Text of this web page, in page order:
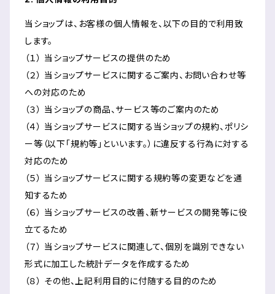
当ショップは、お客様の個人情報を、以下の目的で利用致
します。
（１） 当ショップサービスの提供のため
（２） 当ショップサービスに関するご案内、お問い合わせ等
への対応のため
（３） 当ショップの商品、サービス等のご案内のため
（４） 当ショップサービスに関する当ショップの規約、ポリシ
ー等（以下「規約等」といいます。）に違反する行為に対する
対応のため
（５） 当ショップサービスに関する規約等の変更などを通
知するため
（６） 当ショップサービスの改善、新サービスの開発等に役
立てるため
（７） 当ショップサービスに関連して、個別を識別できない
形式に加工した統計データを作成するため
（８） その他、上記利用目的に付随する目的のため